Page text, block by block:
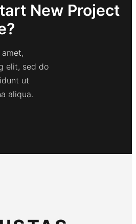
New Project
elit, sed do
ut
aliqua.